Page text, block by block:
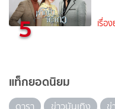
5 เรื่อ
แท็กยอดนิยม
ดารา ข่าวบันเทิง ข่